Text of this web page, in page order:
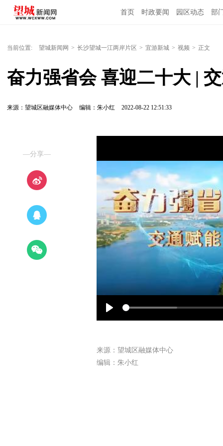
首页 时政要闻 园区动态 部
当前位置: 望城新闻网 > 长沙望城一江两岸片区 > 宜游新城 > 视频 > 正文
奋力强省会 喜迎二十大 |
来源：望城区融媒体中心 编辑：朱小红 2022-08-22 12:51:33
—分享—
Play
来源：望城区融媒体中心
编辑：朱小红